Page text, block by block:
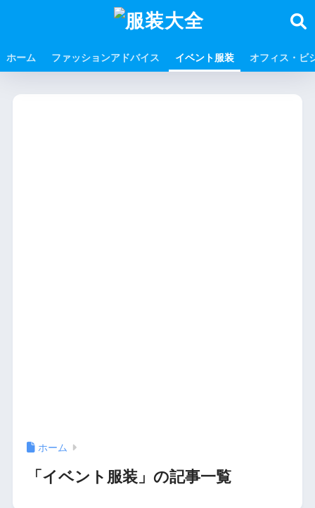
ホーム ファッションアドバイス イベント服装 オフィス・ビ
ホーム
「イベント服装」の記事一覧